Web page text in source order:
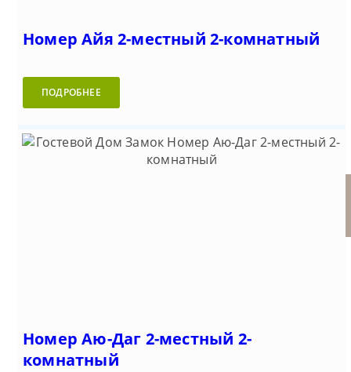
Номер Айя 2-местный 2-комнатный
ПОДРОБНЕЕ
Номер Аю-Даг 2-местный 2-
комнатный